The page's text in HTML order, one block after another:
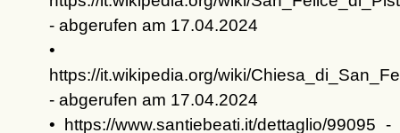
- abgerufen am 17.04.2024
•
https://it.wikipedia.org/wiki/
- abgerufen am 17.04.2024
• https://www.santiebeati.it/dettaglio/99095 -